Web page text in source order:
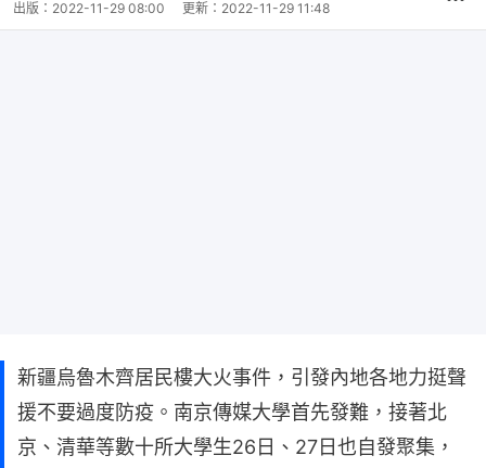
出版： 2022-11-29 08:00 更新： 2022-11-29 11:48
新疆烏魯木齊居民樓大火事件，引發內地各地力挺聲
援不要過度防疫。南京傳媒大學首先發難，接著北
京、清華等數十所大學生26日、27日也自發聚集，